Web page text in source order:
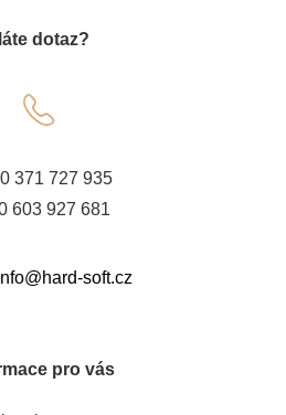
dotaz?
371 727 935
603 927 681
soft.cz
pro vás